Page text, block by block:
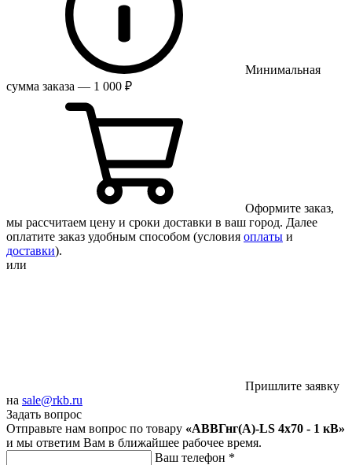
Минимальная
сумма заказа — 1 000 ₽
Оформите заказ,
мы рассчитаем цену и сроки доставки в ваш город. Далее
оплатите заказ удобным способом (условия оплаты и
доставки).
или
Пришлите заявку
на sale@rkb.ru
Задать вопрос
Отправьте нам вопрос по товару «АВВГнг(А)-LS 4х70 - 1 кВ»
и мы ответим Вам в ближайшее рабочее время.
Ваш телефон *